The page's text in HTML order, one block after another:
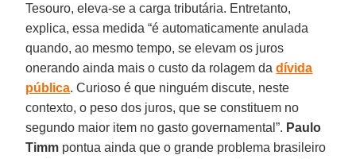
Tesouro, eleva-se a carga tributária. Entretanto,
explica, essa medida “é automaticamente anulada
quando, ao mesmo tempo, se elevam os juros
onerando ainda mais o custo da rolagem dadívida
pública. Curioso é que ninguém discute, neste
contexto, o peso dos juros, que se constituem no
segundo maior item no gasto governamental”. Paulo
Timm pontua ainda que o grande problema brasileiro